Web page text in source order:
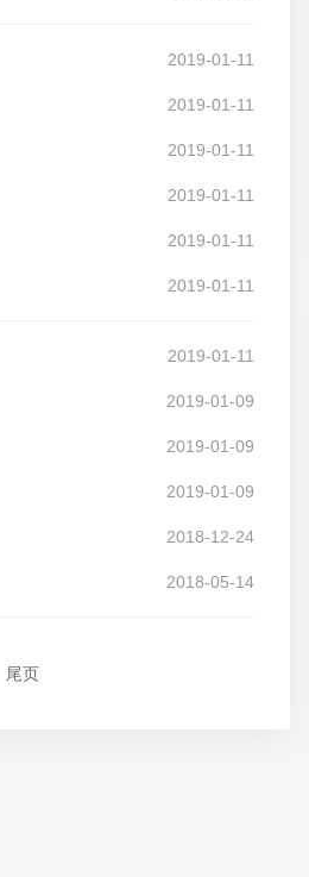
2019-01-11
2019-01-11
2019-01-11
2019-01-11
2019-01-11
2019-01-11
2019-01-11
2019-01-09
2019-01-09
2019-01-09
2018-12-24
2018-05-14
尾页